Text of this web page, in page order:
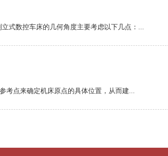
式数控车床的几何角度主要考虑以下几点：...
考点来确定机床原点的具体位置，从而建...